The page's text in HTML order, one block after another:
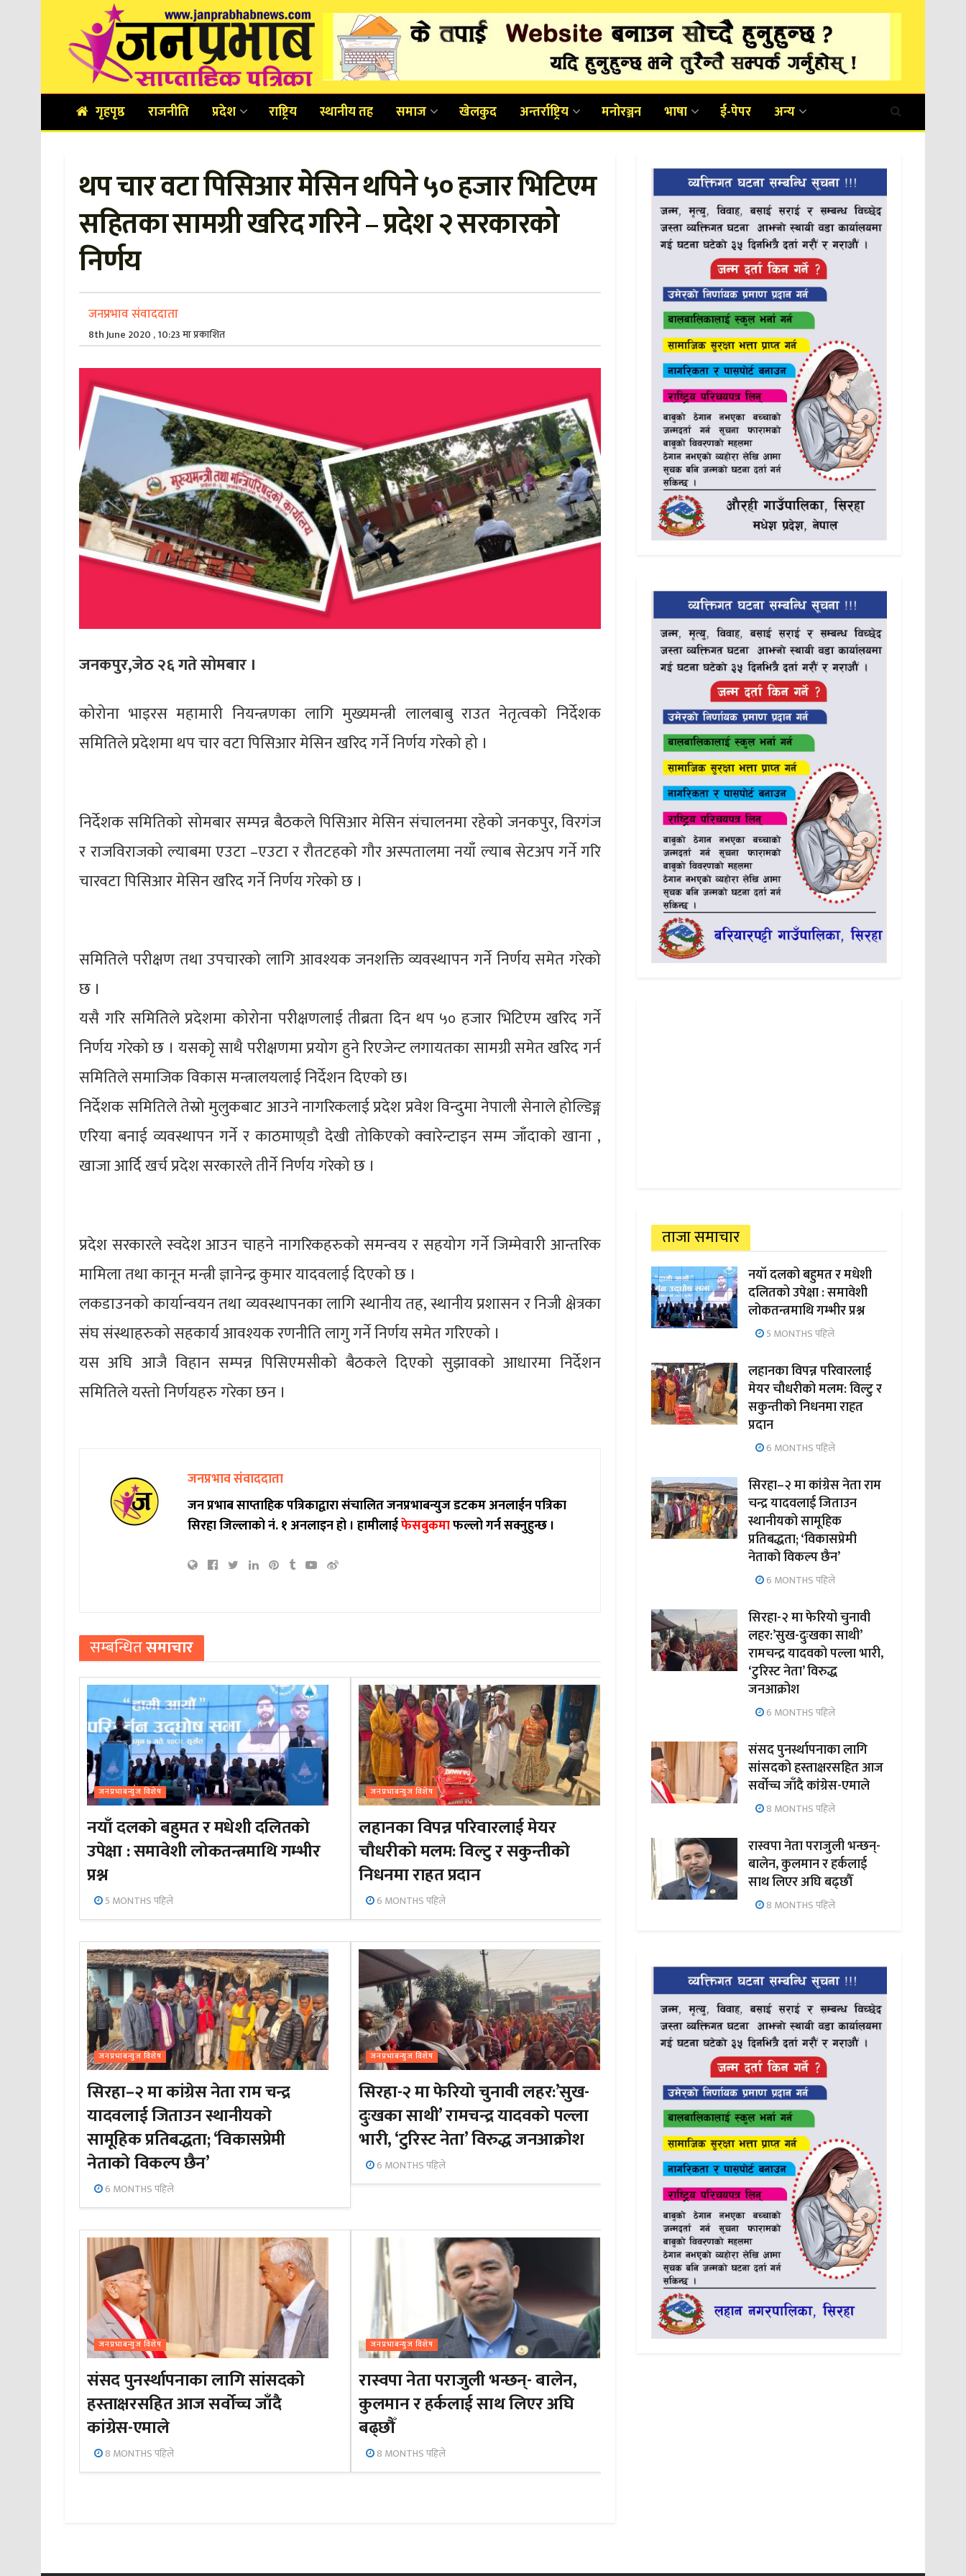
गृहपृष्ठ राजनीति प्रदेश राष्ट्रिय स्थानीय तह समाज खेलकुद अन्तर्राष्ट्रिय मनोरञ्जन भाषा ई-पेपर अन्य
थप चार वटा पिसिआर मेसिन थपिने ५० हजार भिटिएम
सहितका सामग्री खरिद गरिने – प्रदेश २ सरकारको
निर्णय
जनप्रभाव संवाददाता
8th June 2020 , 10:23 मा प्रकाशित
जनकपुर,जेठ २६ गते सोमबार ।
कोरोना भाइरस महामारी नियन्त्रणका लागि मुख्यमन्त्री लालबाबु राउत नेतृत्वको निर्देशक
समितिले प्रदेशमा थप चार वटा पिसिआर मेसिन खरिद गर्ने निर्णय गरेको हो ।
निर्देशक समितिको सोमबार सम्पन्न बैठकले पिसिआर मेसिन संचालनमा रहेको जनकपुर, विरगंज
र राजविराजको ल्याबमा एउटा –एउटा र रौतटहको गौर अस्पतालमा नयाँ ल्याब सेटअप गर्ने गरि
चारवटा पिसिआर मेसिन खरिद गर्ने निर्णय गरेको छ ।
समितिले परीक्षण तथा उपचारको लागि आवश्यक जनशक्ति व्यवस्थापन गर्ने निर्णय समेत गरेको
छ ।
यसै गरि समितिले प्रदेशमा कोरोना परीक्षणलाई तीब्रता दिन थप ५० हजार भिटिएम खरिद गर्ने
निर्णय गरेको छ । यसकोृ साथै परीक्षणमा प्रयोग हुने रिएजेन्ट लगायतका सामग्री समेत खरिद गर्न
समितिले समाजिक विकास मन्त्रालयलाई निर्देशन दिएको छ।
निर्देशक समितिले तेस्रो मुलुकबाट आउने नागरिकलाई प्रदेश प्रवेश विन्दुमा नेपाली सेनाले होल्डिङ्ग
एरिया बनाई व्यवस्थापन गर्ने र काठमाण्र्डौ देखी तोकिएको क्वारेन्टाइन सम्म जाँदाको खाना ,
खाजा आर्दि खर्च प्रदेश सरकारले तीर्ने निर्णय गरेको छ ।
प्रदेश सरकारले स्वदेश आउन चाहने नागरिकहरुको समन्वय र सहयोग गर्ने जिम्मेवारी आन्तरिक
मामिला तथा कानून मन्त्री ज्ञानेन्द्र कुमार यादवलाई दिएको छ ।
लकडाउनको कार्यान्वयन तथा व्यवस्थापनका लागि स्थानीय तह, स्थानीय प्रशासन र निजी क्षेत्रका
संघ संस्थाहरुको सहकार्य आवश्यक रणनीति लागु गर्ने निर्णय समेत गरिएको ।
यस अघि आजै विहान सम्पन्न पिसिएमसीको बैठकले दिएको सुझावको आधारमा निर्देशन
समितिले यस्तो निर्णयहरु गरेका छन ।
जनप्रभाव संवाददाता
जन प्रभाब साप्ताहिक पत्रिकाद्वारा संचालित जनप्रभाबन्युज डटकम अनलाईन पत्रिका
सिरहा जिल्लाको नं. १ अनलाइन हो ।हामीलाईफेसबुकमाफल्लो गर्न सक्नुहुन्छ ।
सम्बन्धितसमाचार
जनप्रभाबन्युज विशेष
नयाँ दलको बहुमत र मधेशी दलितको
उपेक्षा : समावेशी लोकतन्त्रमाथि गम्भीर
प्रश्न
5 MONTHS पहिले
जनप्रभाबन्युज विशेष
लहानका विपन्न परिवारलाई मेयर
चौधरीको मलम: विल्टु र सकुन्तीको
निधनमा राहत प्रदान
6 MONTHS पहिले
जनप्रभाबन्युज विशेष
सिरहा–२ मा कांग्रेस नेता राम चन्द्र
यादवलाई जिताउन स्थानीयको
सामूहिक प्रतिबद्धता; ‘विकासप्रेमी
नेताको विकल्प छैन’
6 MONTHS पहिले
जनप्रभाबन्युज विशेष
सिरहा-२ मा फेरियो चुनावी लहर:’सुख-
दुःखका साथी’ रामचन्द्र यादवको पल्ला
भारी, ‘टुरिस्ट नेता’ विरुद्ध जनआक्रोश
6 MONTHS पहिले
जनप्रभाबन्युज विशेष
संसद पुनर्स्थापनाका लागि सांसदको
हस्ताक्षरसहित आज सर्वोच्च जाँदै
कांग्रेस-एमाले
8 MONTHS पहिले
जनप्रभाबन्युज विशेष
रास्वपा नेता पराजुली भन्छन्- बालेन,
कुलमान र हर्कलाई साथ लिएर अघि
बढ्छौँ
8 MONTHS पहिले
ताजा समाचार
नयाँ दलको बहुमत र मधेशी
दलितको उपेक्षा : समावेशी
लोकतन्त्रमाथि गम्भीर प्रश्न
5 MONTHS पहिले
लहानका विपन्न परिवारलाई
मेयर चौधरीको मलम: विल्टु र
सकुन्तीको निधनमा राहत
प्रदान
6 MONTHS पहिले
सिरहा–२ मा कांग्रेस नेता राम
चन्द्र यादवलाई जिताउन
स्थानीयको सामूहिक
प्रतिबद्धता; ‘विकासप्रेमी
नेताको विकल्प छैन’
6 MONTHS पहिले
सिरहा-२ मा फेरियो चुनावी
लहर:’सुख-दुःखका साथी’
रामचन्द्र यादवको पल्ला भारी,
‘टुरिस्ट नेता’ विरुद्ध
जनआक्रोश
6 MONTHS पहिले
संसद पुनर्स्थापनाका लागि
सांसदको हस्ताक्षरसहित आज
सर्वोच्च जाँदै कांग्रेस-एमाले
8 MONTHS पहिले
रास्वपा नेता पराजुली भन्छन्-
बालेन, कुलमान र हर्कलाई
साथ लिएर अघि बढ्छौँ
8 MONTHS पहिले